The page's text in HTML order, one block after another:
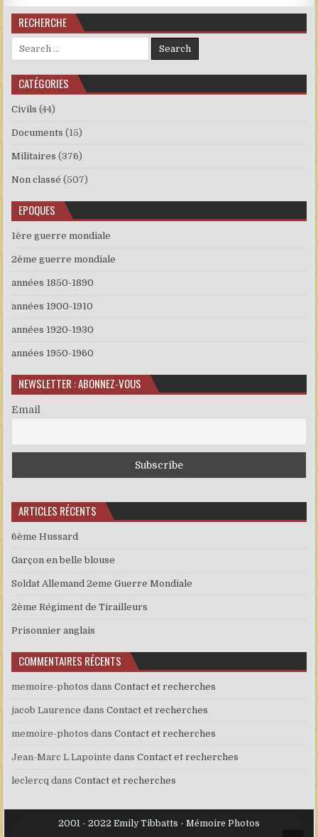
RECHERCHE
Search for:
CATÉGORIES
Civils (44)
Documents (15)
Militaires (376)
Non classé (507)
EPOQUES
1ère guerre mondiale
2ème guerre mondiale
années 1850-1890
années 1900-1910
années 1920-1930
années 1950-1960
NEWSLETTER : ABONNEZ-VOUS
Email
ARTICLES RÉCENTS
6ème Hussard
Garçon en belle blouse
Soldat Allemand 2eme Guerre Mondiale
2ème Régiment de Tirailleurs
Prisonnier anglais
COMMENTAIRES RÉCENTS
memoire-photos dansContact et recherches
jacob Laurence dansContact et recherches
memoire-photos dansContact et recherches
Jean-Marc L Lapointe dansContact et recherches
leclercq dansContact et recherches
2001 - 2022 Emily Tibbatts - Mémoire Photos